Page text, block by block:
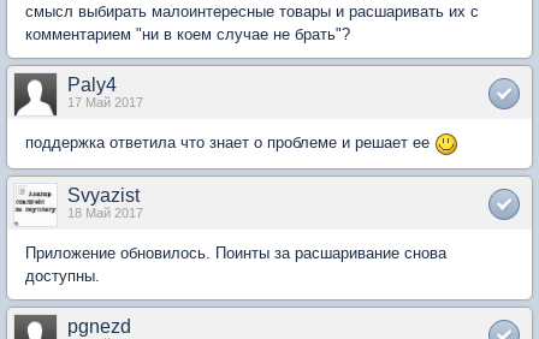
смысл выбирать малоинтересные товары и расшаривать их с
комментарием "ни в коем случае не брать"?
Paly4
17 Май 2017
поддержка ответила что знает о проблеме и решает ее
Svyazist
18 Май 2017
Приложение обновилось. Поинты за расшаривание снова
доступны.
pgnezd